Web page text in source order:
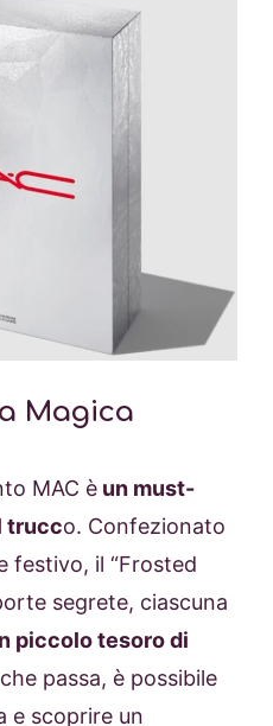
Magica
MAC è un must-
trucco. Confezionato
festivo, il “Frosted
segrete, ciascuna
piccolo tesoro di
passa, è possibile
e scoprire un